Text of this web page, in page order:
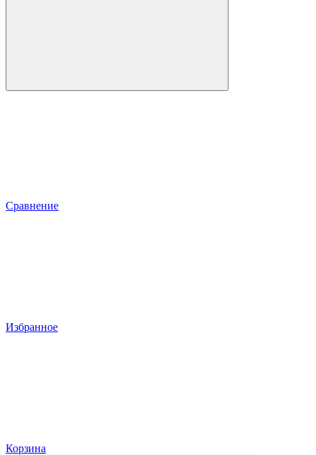
Сравнение
Избранное
Корзина